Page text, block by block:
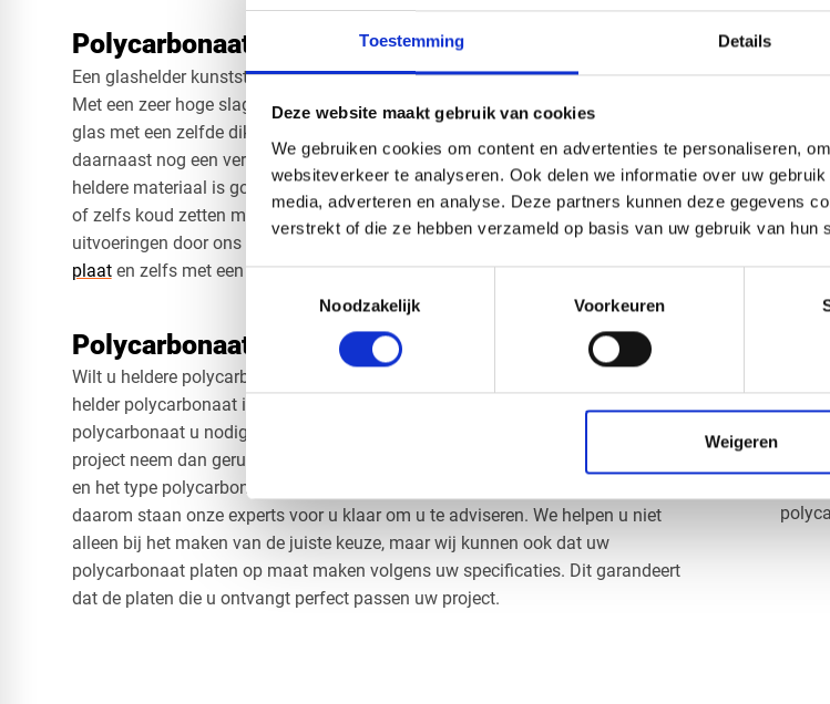
Toestemming Details
Deze website maakt gebruik van cookies
We gebruiken cookies om content en advertenties te personaliseren,
websiteverkeer te analyseren. Ook delen we informatie over uw
media, adverteren en analyse. Deze partners kunnen deze gegevens
verstrekt of die ze hebben verzameld op basis van uw gebruik van hun
Noodzakelijk
Voorkeuren
Weigeren
Polycarbonaat helder op maat
Een glashelder kunststof als vervanger voor glas dat is een uitstekende oplossing.
Met een zeer hoge slagvastheid is polycarbonaat 250 keer sterker dan gewoon
glas met een zelfde dikte. De optische helderheid van polycarbonaat geeft
daarnaast nog een vergelijking met glas, maar dan met meer voordelen. Het
heldere materiaal is goed te bewerken door zagen, boren, frezen, thermisch buigen
of zelfs koud zetten met behoud van helderheid. Polycarbonaat wordt in diverse
uitvoeringen door ons geleverd van helder polycarbonaat,
opaal wit
kanaal
plaaten zelfs met een structuur.
Polycarbonaat helder bestellen
Wilt u heldere polycarbonaat platen bestellen? Wij bieden een ruim assortiment
helder polycarbonaat in onze webshop. Als u vragen heeft over welke mm helder
polycarbonaat u nodig heeft of welk soort polycarbonaat u nodig heeft voor u
project neem dan gerust contact met ons op. De keuze van de dikte in millimeters
en het type polycarbonaat kan bepalend zijn voor het succes van uw project, en
daarom staan onze experts voor u klaar om u te adviseren. We helpen u niet
alleen bij het maken van de juiste keuze, maar wij kunnen ook dat uw
polycarbonaat platen op maat maken volgens uw specificaties. Dit garandeert
dat de platen die u ontvangt perfect passen uw project.
die
voor
Bij
dan
de